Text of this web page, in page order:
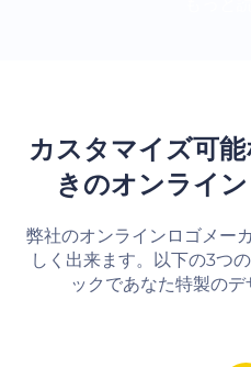
カスタマイズ可
きのオンライ
弊社のオンラインロゴメー
しく出来ます。以下の3つ
ックであなた特製のデ